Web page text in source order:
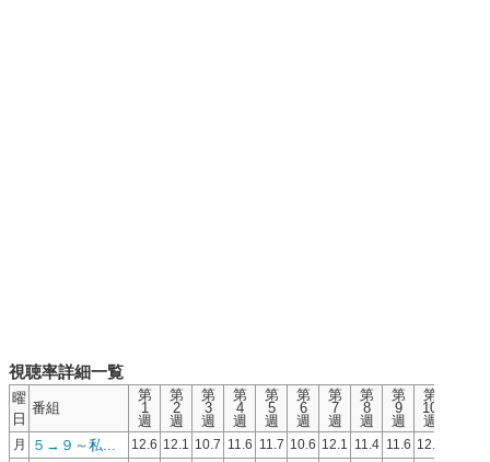
視聴率詳細一覧
曜
日
番組
第
1
週
第
2
週
第
3
週
第
4
週
第
5
週
第
6
週
第
7
週
第
8
週
第
9
週
第
10
週
月 ５→９～私... 12.6 12.1 10.7 11.6 11.7 10.6 12.1 11.4 11.6 12.7